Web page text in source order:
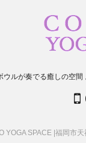
ウルが奏でる癒しの空間
YOGA SPACE |福岡市